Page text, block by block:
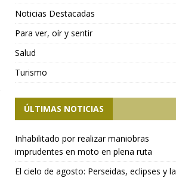
Noticias Destacadas
Para ver, oír y sentir
Salud
Turismo
ÚLTIMAS NOTICIAS
Inhabilitado por realizar maniobras
imprudentes en moto en plena ruta
El cielo de agosto: Perseidas, eclipses y la